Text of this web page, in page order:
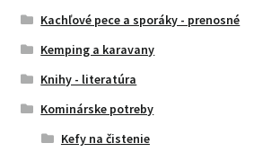
Kachľové pece a sporáky - prenosné
Kemping a karavany
Knihy - literatúra
Kominárske potreby
Kefy na čistenie